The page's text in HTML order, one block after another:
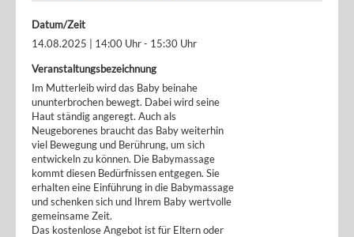
Datum/Zeit
14.08.2025 | 14:00 Uhr - 15:30 Uhr
Veranstaltungsbezeichnung
Im Mutterleib wird das Baby beinahe
ununterbrochen bewegt. Dabei wird seine
Haut ständig angeregt. Auch als
Neugeborenes braucht das Baby weiterhin
viel Bewegung und Berührung, um sich
entwickeln zu können. Die Babymassage
kommt diesen Bedürfnissen entgegen. Sie
erhalten eine Einführung in die Babymassage
und schenken sich und Ihrem Baby wertvolle
gemeinsame Zeit.
Das kostenlose Angebot ist für Eltern oder